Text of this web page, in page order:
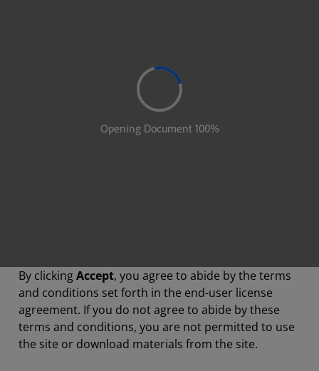
By clickingAccept, you agree to abide by the terms
and conditions set forth in the end-user license
agreement. If you do not agree to abide by these
terms and conditions, you are not permitted to use
the site or download materials from the site.